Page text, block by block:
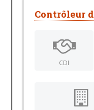
Contrôleur
CDI